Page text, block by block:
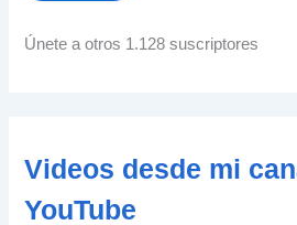
ó
o
r
Únete a otros 1.128 suscriptores
Videos desde mi
YouTube